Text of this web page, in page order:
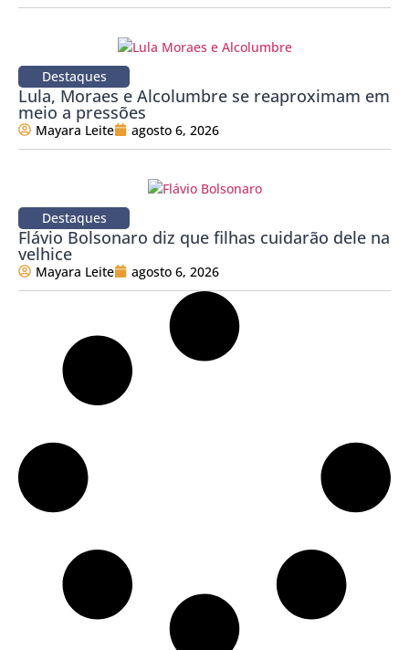
Destaques
Lula, Moraes e Alcolumbre se reaproximam em
meio a pressões
Mayara Leite agosto 6, 2026
Destaques
Flávio Bolsonaro diz que filhas cuidarão dele na
velhice
Mayara Leite agosto 6, 2026